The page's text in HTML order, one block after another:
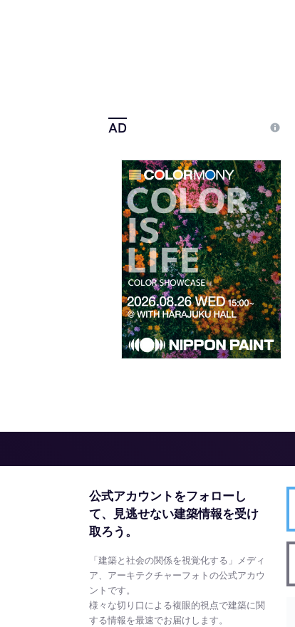
公式アカウントをフォローし
て、
見逃せない建築情報を受け
取ろう。
「建築と社会の関係を視覚化する」メディ
ア、アーキテクチャーフォトの公式アカウ
ントです。
様々な切り口による複眼的視点で建築に関
する情報を最速でお届けします。